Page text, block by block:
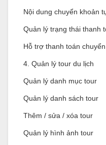
Nội dung chuyển khoản
Quản lý trạng thái thanh
Hỗ trợ thanh toán
4. Quản lý tour du lịch
Quản lý danh mục tour
Quản lý danh sách tour
Thêm / sửa / xóa tour
Quản lý hình ảnh tour